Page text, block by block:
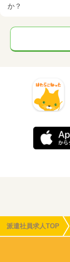
か？
派遣社員求人TOP